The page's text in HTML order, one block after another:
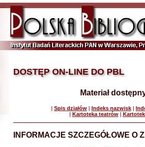
DOSTĘP ON-LINE DO PBL
Materiał
| Spis działów | Indeks nazwisk |
| Kartoteka teatrów|
INFORMACJE SZCZEGÓŁOWE O